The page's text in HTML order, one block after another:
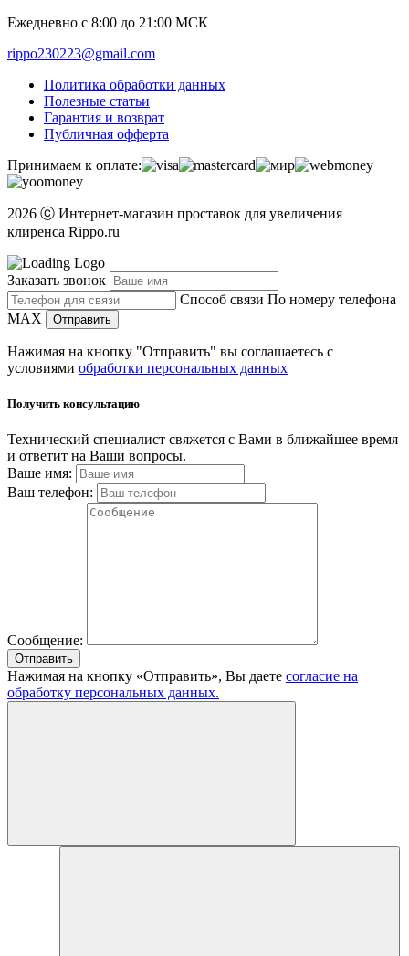
Ежедневно с 8:00 до 21:00 МСК
rippo230223@gmail.com
Политика обработки данных
Полезные статьи
Гарантия и возврат
Публичная офферта
Принимаем к оплате:
2026 ⓒ Интернет-магазин проставок для увеличения
клиренса Rippo.ru
Заказать звонок
Способ связи По номеру телефона
MAX
Отправить
Нажимая на кнопку "Отправить" вы соглашаетесь с
условиями обработки персональных данных
Получить консультацию
Технический специалист свяжется с Вами в ближайшее время
и ответит на Ваши вопросы.
Ваше имя:
Ваш телефон:
Сообщение:
Отправить
Нажимая на кнопку «Отправить», Вы даете согласие на
обработку персональных данных.